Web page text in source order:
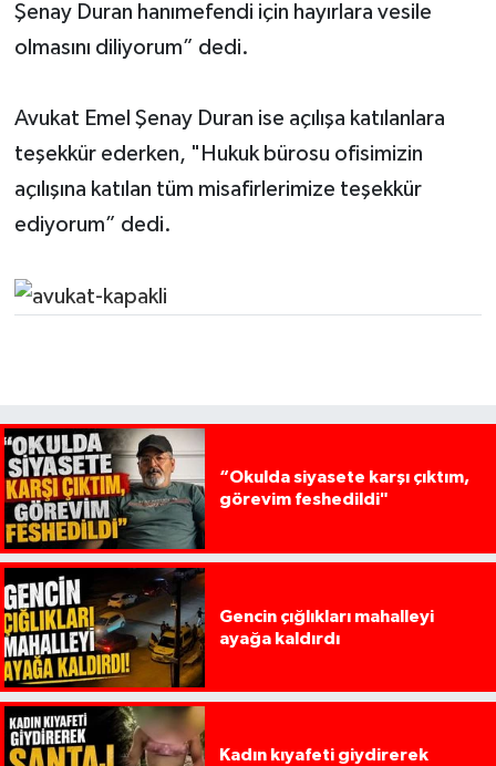
Şenay Duran hanımefendi için hayırlara vesile
olmasını diliyorum” dedi.
Avukat Emel Şenay Duran ise açılışa katılanlara
teşekkür ederken, "Hukuk bürosu ofisimizin
açılışına katılan tüm misafirlerimize teşekkür
ediyorum” dedi.
“Okulda siyasete karşı çıktım,
görevim feshedildi"
Gencin çığlıkları mahalleyi
ayağa kaldırdı
Kadın kıyafeti giydirerek